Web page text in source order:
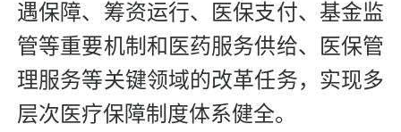
遇保障、筹资运行、医保支付、基金监
管等重要机制和医药服务供给、医保管
理服务等关键领域的改革任务，实现多
层次医疗保障制度体系健全。